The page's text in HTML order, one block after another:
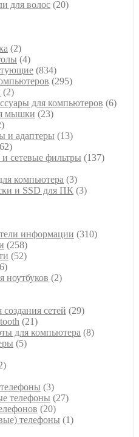
товар
для волос 2020
22
товара
44
товара
834834
товара
295295
22
товарадля компьютеров 66
мышки 2323
52
товара
и адаптеры 1313
6262
товара
сетевые фильтры 137137
компьютера 33
товара
и SSD для ПК 33
информации 310310
258258
товаров
5252
66
товаров
ноутбуков 22
сетей 2929
2121
товар
для компьютера 88
55
2
33
товара
телефоны 2727
2020
товаров
телефоны 11